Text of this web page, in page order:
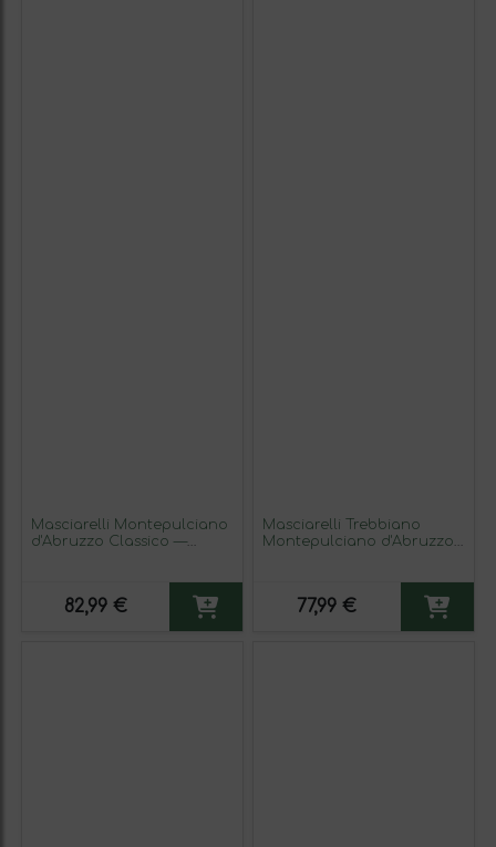
Masciarelli Montepulciano
d'Abruzzo Classico —
82,99 €
Masciarelli Trebbiano
Montepulciano d'Abruzzo
77,99 €